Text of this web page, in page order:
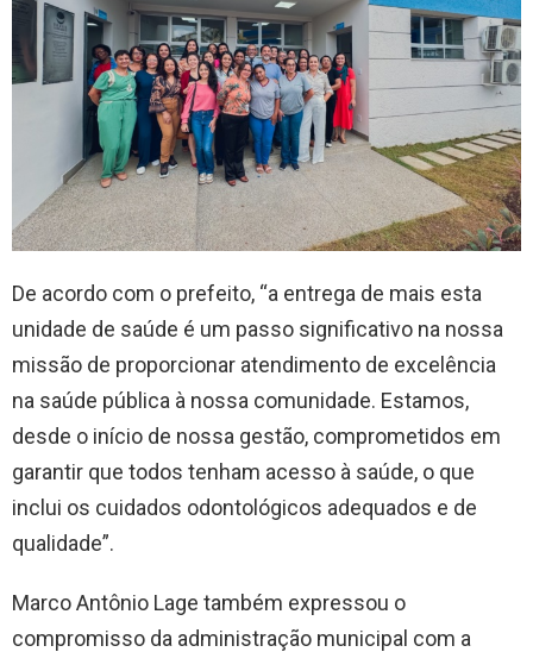
De acordo com o prefeito, “a entrega de mais esta
unidade de saúde é um passo significativo na nossa
missão de proporcionar atendimento de excelência
na saúde pública à nossa comunidade. Estamos,
desde o início de nossa gestão, comprometidos em
garantir que todos tenham acesso à saúde, o que
inclui os cuidados odontológicos adequados e de
qualidade”.
Marco Antônio Lage também expressou o
compromisso da administração municipal com a